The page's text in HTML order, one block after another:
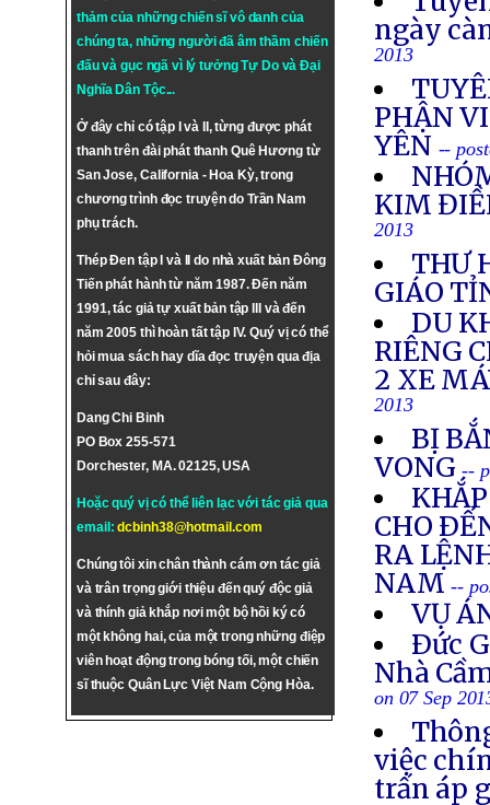
thảm của những chiến sĩ vô danh của
chúng ta, những người đã âm thầm chiến
đấu và gục ngã vì lý tưởngTự DovàĐại
Nghĩa Dân Tộc...
Ở đây chỉ có tập I và II, từng được phát
thanh trên đài phát thanh Quê Hương từ
San Jose, California - Hoa Kỳ, trong
chương trình đọc truyện do Trần Nam
phụ trách.
Thép Đen tập I và II do nhà xuất bản Đông
Tiến phát hành từ năm 1987. Đến năm
1991, tác giả tự xuất bản tập III và đến
năm 2005 thì hoàn tất tập IV. Quý vị có thể
hỏi mua sách hay dĩa đọc truyện qua địa
chỉ sau đây:
Dang Chi Binh
PO Box 255-571
Dorchester, MA. 02125, USA
Hoặc quý vị có thể liên lạc với tác giả qua
email:dcbinh38@hotmail.com
Chúng tôi xin chân thành cám ơn tác giả
và trân trọng giới thiệu đến quý độc giả
và thính giả khắp nơi một bộ hồi ký có
một không hai, của một trong những điệp
viên hoạt động trong bóng tối, một chiến
sĩ thuộc Quân Lực Việt Nam Cộng Hòa.
ngày
2013
PHẬN
YÊN --
KIM
2013
THƯ
GIÁO
DU
RIÊNG
2 XE
2013
BỊ
VONG --
CHO
RA
NAM--
VỤ
Ðức
Nhà
on 07 Sep
việc
trấn áp